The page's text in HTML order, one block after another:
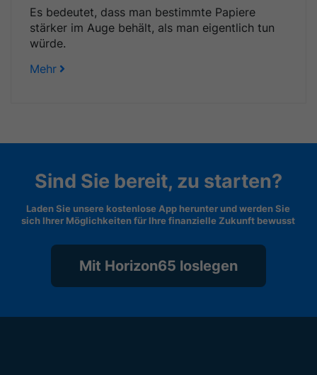
Es bedeutet, dass man bestimmte Papiere
stärker im Auge behält, als man eigentlich tun
würde.
Mehr
Sind Sie bereit, zu starten?
Laden Sie unsere kostenlose App herunter und werden Sie
sich Ihrer Möglichkeiten für Ihre finanzielle Zukunft bewusst
Mit Horizon65 loslegen